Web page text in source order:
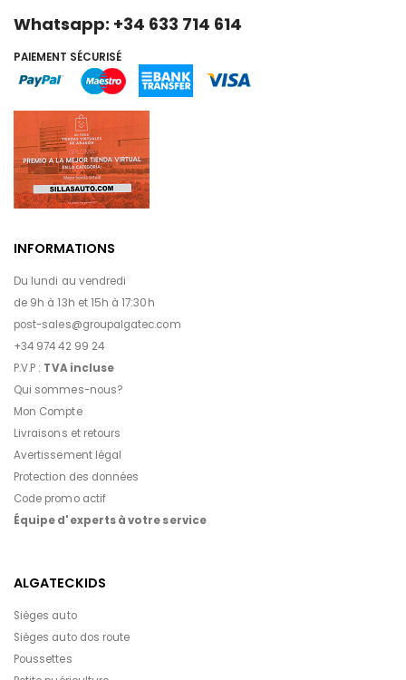
Whatsapp: +34 633 714 614
PAIEMENT SÉCURISÉ
INFORMATIONS
Du lundi au vendredi
de 9h à 13h et 15h à 17:30h
post-sales@groupalgatec.com
+34 974 42 99 24
P.V.P : TVA incluse
Qui sommes-nous?
Mon Compte
Livraisons et retours
Avertissement légal
Protection des données
Code promo actif
Équipe d'experts à votre service
ALGATECKIDS
Sièges auto
Sièges auto dos route
Poussettes